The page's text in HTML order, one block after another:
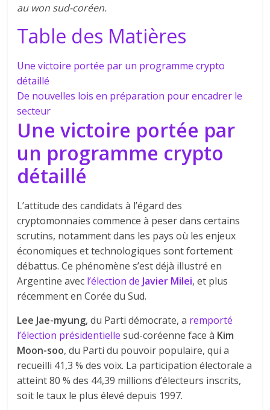
au won sud-coréen.
Table des Matières
Une victoire portée par un programme crypto
détaillé
De nouvelles lois en préparation pour encadrer le
secteur
Une victoire portée par
un programme crypto
détaillé
L’attitude des candidats à l’égard des
cryptomonnaies commence à peser dans certains
scrutins, notamment dans les pays où les enjeux
économiques et technologiques sont fortement
débattus. Ce phénomène s’est déjà illustré en
Argentine avec l’élection de Javier Milei, et plus
récemment en Corée du Sud.
Lee Jae-myung, du Parti démocrate, a remporté
l’élection présidentielle sud-coréenne face à Kim
Moon-soo, du Parti du pouvoir populaire, qui a
recueilli 41,3 % des voix. La participation électorale a
atteint 80 % des 44,39 millions d’électeurs inscrits,
soit le taux le plus élevé depuis 1997.